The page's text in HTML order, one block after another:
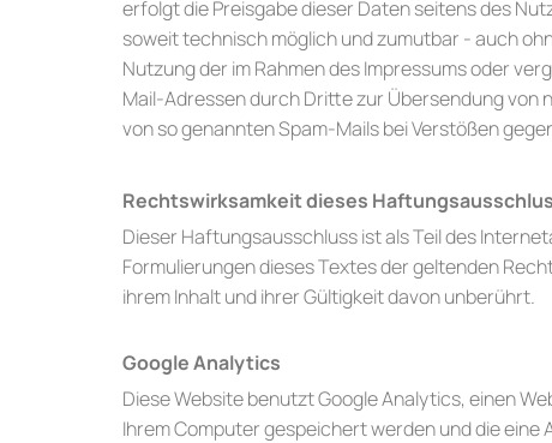
erfolgt die Preisgabe dieser Daten seitens des
soweit technisch möglich und zumutbar - auch
Nutzung der im Rahmen des Impressums oder
Mail-Adressen durch Dritte zur Übersendung
von so genannten Spam-Mails bei Verstößen
Rechtswirksamkeit dieses
Dieser Haftungsausschluss ist als Teil des
Formulierungen dieses Textes der geltenden
ihrem Inhalt und ihrer Gültigkeit davon unberührt.
Google Analytics
Diese Website benutzt Google Analytics, einen
Ihrem Computer gespeichert werden und die